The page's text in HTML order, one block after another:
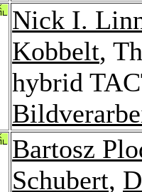
Nick I.
Kobbelt,
hybrid
Bartosz
Schubert,